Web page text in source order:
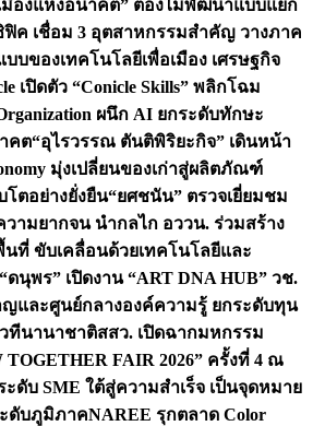
มืองแห่งอนาคต” ต้องไม่พัฒนาแบบแยก
ฟิค เชื่อม 3 อุตสาหกรรมสำคัญ วางภาค
บของเทคโนโลยีเพื่อเมือง เศรษฐกิจ
เปิดตัว “Conicle Skills” พลิกโฉม
ผนึก AI ยกระดับทักษะ
คต“อุไรวรรณ ตันติพิริยะกิจ” เดินหน้า
มุ่งเปลี่ยนของเก่าสู่ผลิตภัณฑ์
โตอย่างยั่งยืน“ยศชนัน” ตรวจเยี่ยมชม
ามยากจน นำกลไก อววน. ร่วมสร้าง
ที่ ขับเคลื่อนด้วยเทคโนโลยีและ
“ดนุพร” เปิดงาน “ART DNA HUB” วช.
และศูนย์กลางองค์ความรู้ ยกระดับทุน
ทีนานาชาติสสว. เปิดฉากมหกรรม
TOGETHER FAIR 2026” ครั้งที่ 4 ณ
ดับ SME ใต้สู่ความสำเร็จ เป็นจุดหมาย
ดับภูมิภาคNAREE รุกตลาด Color